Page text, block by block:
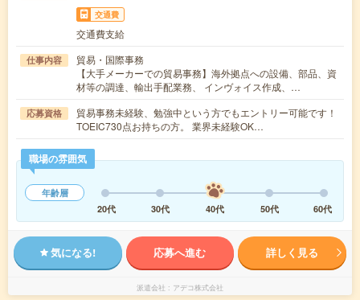
交通費
交通費支給
仕事内容
貿易・国際事務
【大手メーカーでの貿易事務】海外拠点への設備、部品、資
材等の調達、輸出手配業務、 インヴォイス作成、…
応募資格
貿易事務未経験、勉強中という方でもエントリー可能です！
TOEIC730点お持ちの方。 業界未経験OK…
職場の雰囲気
年齢層
20代
30代 40代 50代 60代
気になる! 応募へ進む 詳しく見る
派遣会社 アデコ株式会社